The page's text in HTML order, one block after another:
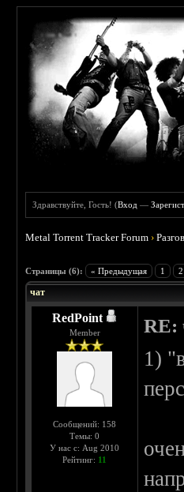
Здравствуйте, Гость! (Вход —
Metal Torrent Tracker Forum ›
Страницы (6): « Предыдущая 1 2
чат
RedPoint
Member
Сообщений: 158
Темы: 0
У нас с: Aug 2010
Рейтинг: 11
RE:
1)